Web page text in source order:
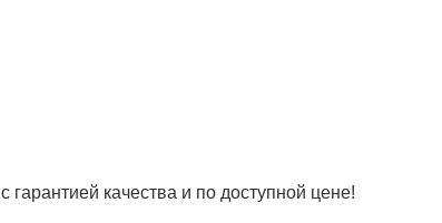
с гарантией качества и по доступной цене!